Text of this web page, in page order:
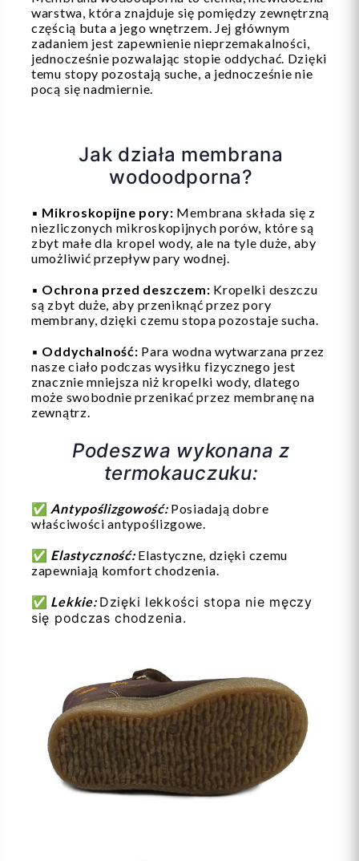
warstwa, która znajduje się pomiędzy zewnętrzną
częścią buta a jego wnętrzem. Jej głównym
zadaniem jest zapewnienie nieprzemakalności,
jednocześnie pozwalając stopie oddychać. Dzięki
temu stopy pozostają suche, a jednocześnie nie
pocą się nadmiernie.
Jak działa membrana
wodoodporna?
▪️ Mikroskopijne pory: Membrana składa się z
niezliczonych mikroskopijnych porów, które są
zbyt małe dla kropel wody, ale na tyle duże, aby
umożliwić przepływ pary wodnej.
▪️ Ochrona przed deszczem: Kropelki deszczu
są zbyt duże, aby przeniknąć przez pory
membrany, dzięki czemu stopa pozostaje sucha.
▪️ Oddychalność: Para wodna wytwarzana przez
nasze ciało podczas wysiłku fizycznego jest
znacznie mniejsza niż kropelki wody, dlatego
może swobodnie przenikać przez membranę na
zewnątrz.
Podeszwa wykonana z
termokauczuku:
✅ Antypoślizgowość: Posiadają dobre
właściwości antypoślizgowe.
✅ Elastyczność: Elastyczne, dzięki czemu
zapewniają komfort chodzenia.
✅ Lekkie: Dzięki lekkości stopa nie męczy
się podczas chodzenia.